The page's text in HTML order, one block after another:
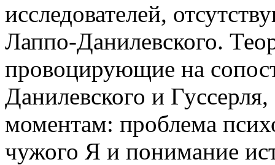
исследователей,
Лаппо-Данилевского.
провоцирующие на
Данилевского и
моментам: проблема
чужого Я и понимание